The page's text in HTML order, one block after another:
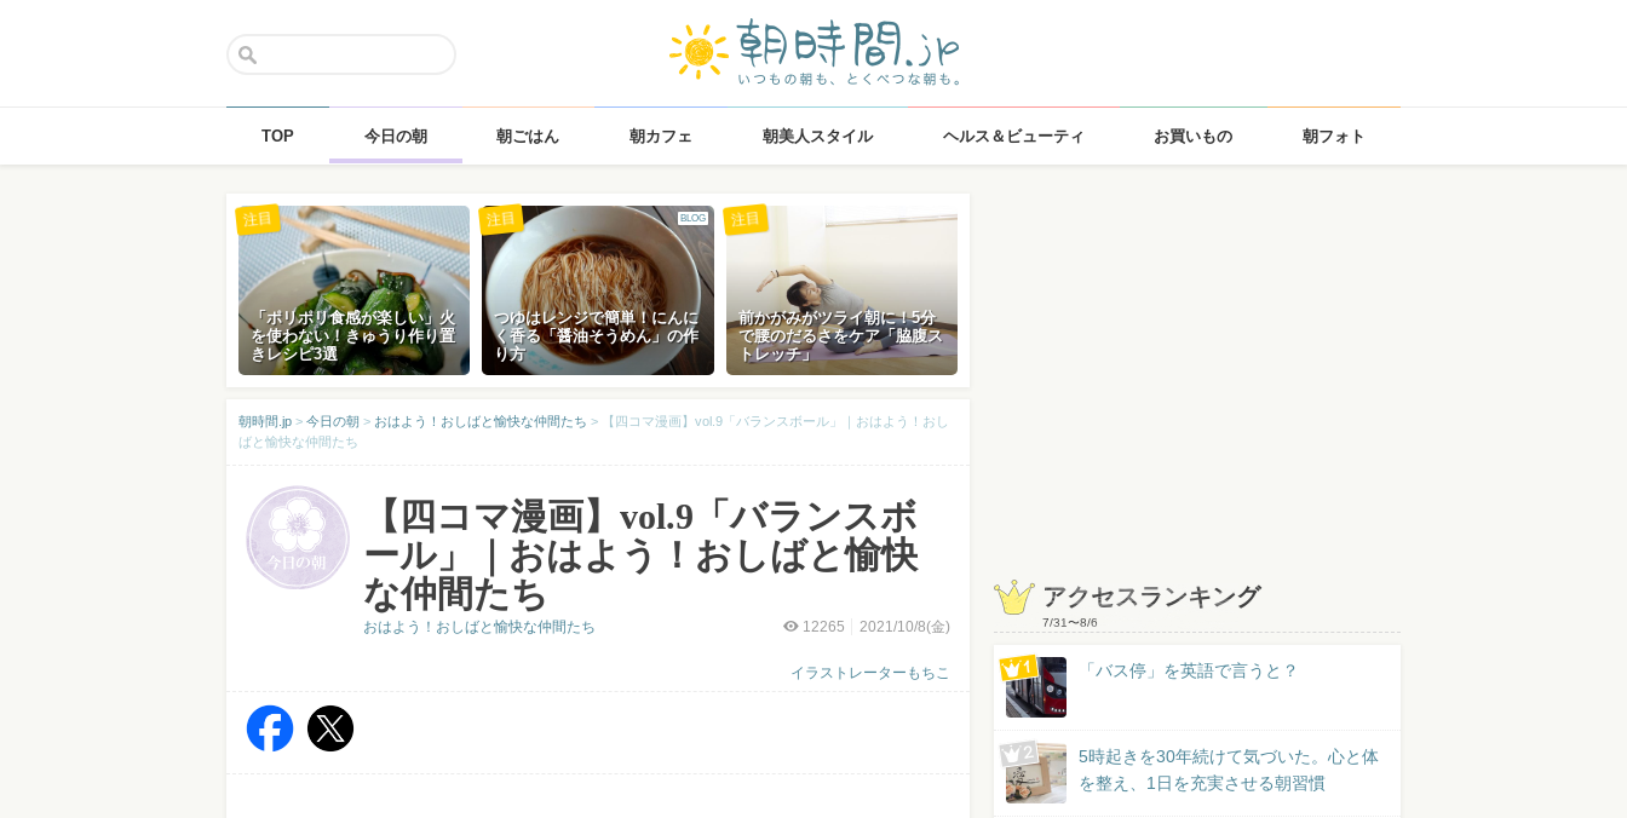
TOP 今日の朝 朝ごはん 朝カフェ 朝美人スタイル ヘルス＆ビューティ お買いもの 朝フォト
「ポリポリ食感が楽しい」火
を使わない！きゅうり作り置
きレシピ3選
注目 BLOG
つゆはレンジで簡単！にんに
く香る「醤油そうめん」の作
り方
注目
前かがみがツライ朝に！5分
で腰のだるさをケア「脇腹ス
トレッチ」
注目
朝時間.jp > 今日の朝 > おはよう！おしばと愉快な仲間たち >
【四コマ漫画】vol.9「バランスボール」｜おはよう！おし
ばと愉快な仲間たち
【四コマ漫画】vol.9「バランスボ
ール」｜おはよう！おしばと愉快
な仲間たち
12265 2021/10/8(金)
イラストレーターもちこ
おはよう！おしばと愉快な仲間たち
アクセスランキング
7/31〜8/6
「バス停」を英語で言うと？
5時起きを30年続けて気づいた。心と体
を整え、1日を充実させる朝習慣